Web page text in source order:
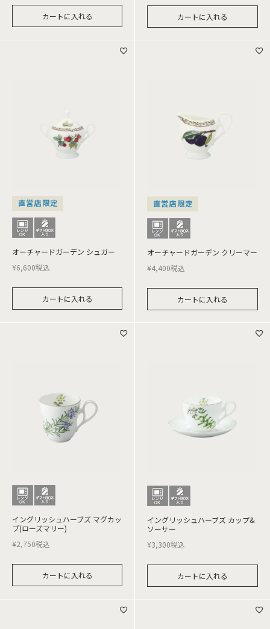
カートに入れる カートに入れる
直営店限定
オーチャードガーデン シュガー
¥6,600税込
カートに入れる
直営店限定
オーチャードガーデン クリーマー
¥4,400税込
カートに入れる
イングリッシュハーブズ マグカッ
プ(ローズマリー)
¥2,750税込
カートに入れる
イングリッシュハーブズ カップ&
ソーサー
¥3,300税込
カートに入れる